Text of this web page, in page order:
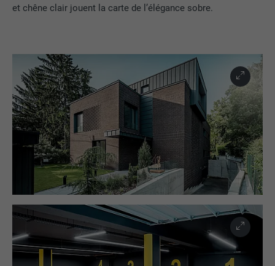
et chêne clair jouent la carte de l’élégance sobre.